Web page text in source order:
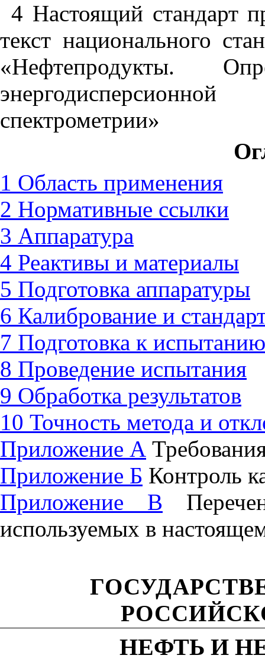
4 Настоящий стандарт
текст национального
«Нефтепродукты.
спектрометрии»
1 Область применения
2 Нормативные ссылки
3 Аппаратура
4 Реактивы и материалы
5 Подготовка аппаратуры
6 Калибрование и
7 Подготовка к испытанию
8 Проведение испытания
9 Обработка результатов
10 Точность метода и
Приложение А
Приложение Б Контроль
Приложение В
используемых в
НЕФТЬ И